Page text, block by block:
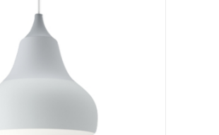
禮品
康家居
新扺港